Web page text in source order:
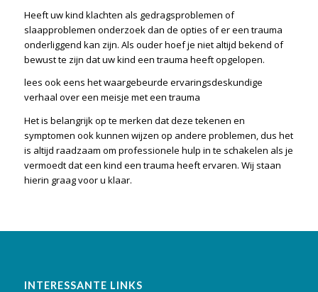
Heeft uw kind klachten als gedragsproblemen of
slaapproblemen onderzoek dan de opties of er een trauma
onderliggend kan zijn. Als ouder hoef je niet altijd bekend of
bewust te zijn dat uw kind een trauma heeft opgelopen.
lees ook eens het waargebeurde ervaringsdeskundige
verhaal over een meisje met een trauma
Het is belangrijk op te merken dat deze tekenen en
symptomen ook kunnen wijzen op andere problemen, dus het
is altijd raadzaam om professionele hulp in te schakelen als je
vermoedt dat een kind een trauma heeft ervaren. Wij staan
hierin graag voor u klaar.
INTERESSANTE LINKS